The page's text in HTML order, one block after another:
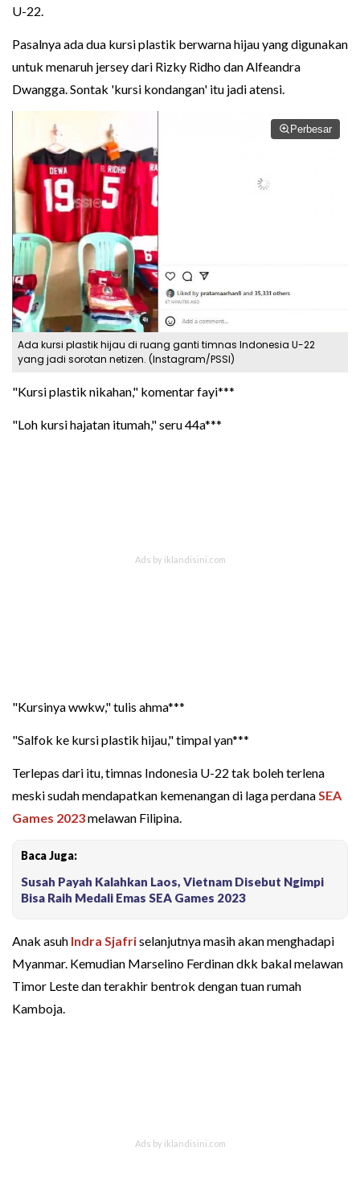
U-22.
Pasalnya ada dua kursi plastik berwarna hijau yang digunakan
untuk menaruh jersey dari Rizky Ridho dan Alfeandra
Dwangga. Sontak 'kursi kondangan' itu jadi atensi.
Perbesar
Ada kursi plastik hijau di ruang ganti timnas Indonesia U-22
yang jadi sorotan netizen. (Instagram/PSSI)
"Kursi plastik nikahan," komentar fayi***
"Loh kursi hajatan itumah," seru 44a***
"Kursinya wwkw," tulis ahma***
"Salfok ke kursi plastik hijau," timpal yan***
Terlepas dari itu, timnas Indonesia U-22 tak boleh terlena
meski sudah mendapatkan kemenangan di laga perdana SEA
Games 2023melawan Filipina.
Baca Juga:
Susah Payah Kalahkan Laos, Vietnam Disebut Ngimpi
Bisa Raih Medali Emas SEA Games 2023
Anak asuh Indra Sjafriselanjutnya masih akan menghadapi
Myanmar. Kemudian Marselino Ferdinan dkk bakal melawan
Timor Leste dan terakhir bentrok dengan tuan rumah
Kamboja.